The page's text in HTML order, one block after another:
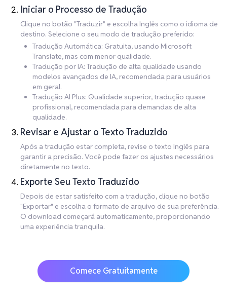
Iniciar o Processo de Tradução
Clique no botão "Traduzir" e escolha Inglês como o idioma de
destino. Selecione o seu modo de tradução preferido:
Tradução Automática: Gratuita, usando Microsoft
Translate, mas com menor qualidade.
Tradução por IA: Tradução de alta qualidade usando
modelos avançados de IA, recomendada para usuários
em geral.
Tradução AI Plus: Qualidade superior, tradução quase
profissional, recomendada para demandas de alta
qualidade.
Revisar e Ajustar o Texto Traduzido
Após a tradução estar completa, revise o texto Inglês para
garantir a precisão. Você pode fazer os ajustes necessários
diretamente no texto.
Exporte Seu Texto Traduzido
Depois de estar satisfeito com a tradução, clique no botão
"Exportar" e escolha o formato de arquivo de sua preferência.
O download começará automaticamente, proporcionando
uma experiência tranquila.
Comece Gratuitamente